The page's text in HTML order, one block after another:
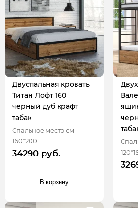
Двуспальная кровать
Титан Лофт 160
черный дуб крафт
табак
Спальное место см
160*200
34290 руб.
В корзину